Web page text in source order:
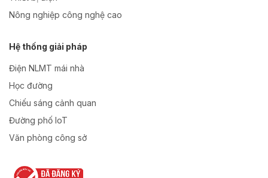
Nông nghiệp công nghệ cao
Hệ thống giải pháp
Điện NLMT mái nhà
Học đường
Chiếu sáng cảnh quan
Đường phố IoT
Văn phòng công sở